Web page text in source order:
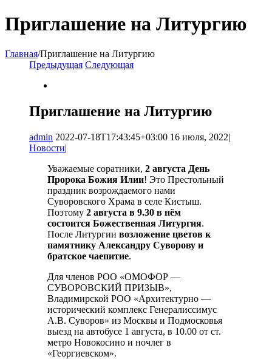
Приглашение на Литургию
Главная/Приглашение на Литургию
Предыдущая Следующая
Приглашение на Литургию
admin 2022-07-18T17:43:45+03:00 16 июля, 2022|
Новости|
Уважаемые соратники, 2 августа День
Пророка Божия Илии! Это Престольный
праздник возрождаемого нами
Суворовского Храма в селе Кистыш.
Поэтому 2 августа в 9.30 в нём
состоится Божественная Литургия.
После Литургии возложение цветов к
памятнику Александру Суворову и
братское чаепитие.
Для членов РОО «ОМОФОР —
СУВОРОВСКИЙ ПРИЗЫВ»,
Владимирской РОО «Архитектурно —
исторический комплекс Генералиссимус
А.В. Суворов» из Москвы и Подмосковья
выезд на автобусе 1 августа, в 10.00 от ст.
метро Новокосино и ночлег в
«Георгиевском».